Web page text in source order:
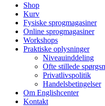
Shop
Kurv
Fysiske sprogmagasiner
Online sprogmagasiner
Workshops
Praktiske oplysninger
Niveauinddeling
Ofte stillede
Privatlivspolitik
Handelsbetingelser
Om Englishcenter
Kontakt